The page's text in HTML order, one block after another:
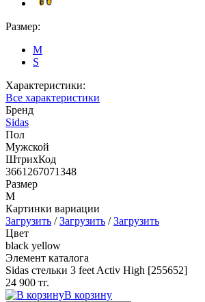
Размер:
M
S
Характеристики:
Все характеристики
Бренд
Sidas
Пол
Мужской
ШтрихКод
3661267071348
Размер
M
Картинки вариации
Загрузить /Загрузить /Загрузить
Цвет
black yellow
Элемент каталога
Sidas стельки 3 feet Activ High [255652]
24 900 тг.
В корзину